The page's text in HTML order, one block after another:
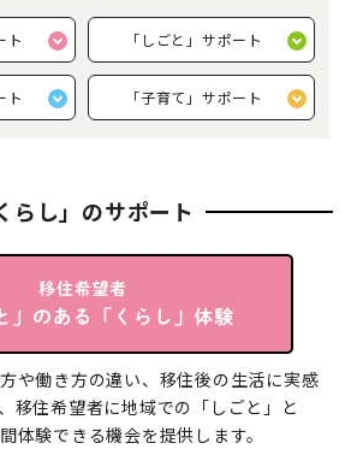
ト 「しごと」サポート
ト 「子育て」サポート
らし」のサポート
や働き方の違い、移住後の生活に実感
移住希望者に地域での「しごと」と
体験できる機会を提供します。